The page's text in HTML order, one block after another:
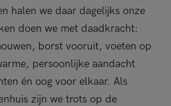
halen we daar dagelijks onze
doen we met daadkracht:
borst vooruit, voeten op
persoonlijke aandacht
én oog voor elkaar. Als
zijn we trots op de